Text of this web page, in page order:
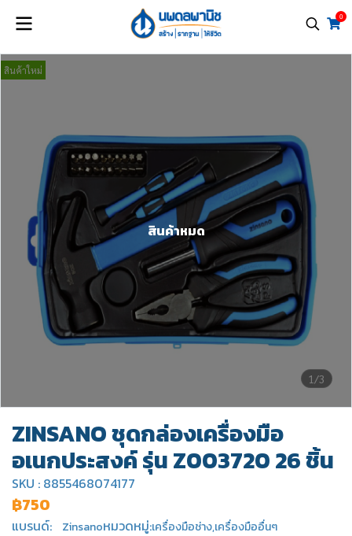
0
1/3
สินค้าใหม่
สินค้าหมด
ZINSANO ชุดกล่องเครื่องมือ
อเนกประสงค์ รุ่น Z003720 26 ชิ้น
SKU : 8855468074177
฿750
แบรนด์: Zinsanoหมวดหมู่:เครื่องมือช่าง,เครื่องมืออื่นๆ